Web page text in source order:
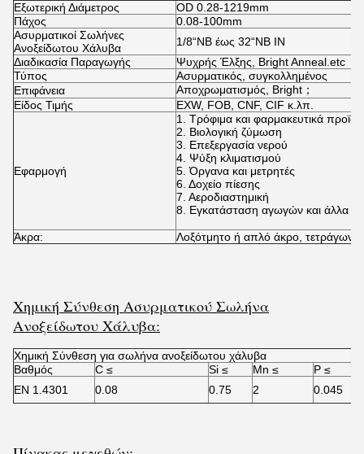
Εξωτερική Διάμετρος
OD 0.28-1219mm
Πάχος
0.08-100mm
Ασυρματικοί Σωλήνες
Ανοξείδωτου Χάλυβα
1/8“NB έως 32“NB IN
Διαδικασία Παραγωγής
Ψυχρής Έλξης, Bright Anneal.etc
Τύπος
Ασυρματικός, συγκολλημένος
Επιφάνεια
Αποχρωματισμός, Bright；
Είδος Τιμής
EXW, FOB, CNF, CIF κ.λπ.
Εφαρμογή
1. Τρόφιμα και φαρμακευτικά
2. Βιολογική ζύμωση
3. Επεξεργασία νερού
4. Ψύξη κλιματισμού
5. Όργανα και μετρητές
6. Δοχείο πίεσης
7. Αεροδιαστημική
8. Εγκατάσταση αγωγών και άλλα
Άκρα: Λοξότμητο ή απλό άκρο, τετράγωνο
Χημική Σύνθεση Ασυρματικού Σωλήνα
Ανοξείδωτου Χάλυβα:
Χημική Σύνθεση για σωλήνα ανοξείδωτου χάλυβα
Βαθμός
C ≤ Si ≤ Mn ≤ P ≤
EN 1.4301
0.08 0.75 2 0.045